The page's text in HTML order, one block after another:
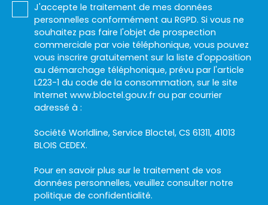
J'accepte le traitement de mes données
personnelles conformément au RGPD. Si vous ne
souhaitez pas faire l'objet de prospection
commerciale par voie téléphonique, vous pouvez
vous inscrire gratuitement sur la liste d'opposition
au démarchage téléphonique, prévu par l'article
L223-1 du code de la consommation, sur le site
Internet www.bloctel.gouv.fr ou par courrier
adressé à :
Société Worldline, Service Bloctel, CS 61311, 41013
BLOIS CEDEX.
Pour en savoir plus sur le traitement de vos
données personnelles, veuillez consulter notre
politique de confidentialité.